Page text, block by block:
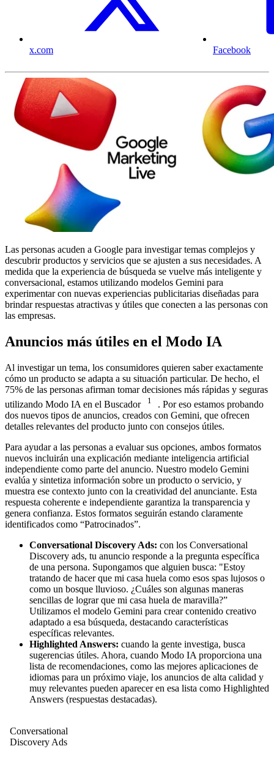
x.com Facebook
Las personas acuden a Google para investigar temas complejos y
descubrir productos y servicios que se ajusten a sus necesidades. A
medida que la experiencia de búsqueda se vuelve más inteligente y
conversacional, estamos utilizando modelos Gemini para
experimentar con nuevas experiencias publicitarias diseñadas para
brindar respuestas atractivas y útiles que conecten a las personas con
las empresas.
Anuncios más útiles en el Modo IA
Al investigar un tema, los consumidores quieren saber exactamente
cómo un producto se adapta a su situación particular. De hecho, el
75% de las personas afirman tomar decisiones más rápidas y seguras
utilizando Modo IA en el Buscador
1
. Por eso estamos probando
dos nuevos tipos de anuncios, creados con Gemini, que ofrecen
detalles relevantes del producto junto con consejos útiles.
Para ayudar a las personas a evaluar sus opciones, ambos formatos
nuevos incluirán una explicación mediante inteligencia artificial
independiente como parte del anuncio. Nuestro modelo Gemini
evalúa y sintetiza información sobre un producto o servicio, y
muestra ese contexto junto con la creatividad del anunciante. Esta
respuesta coherente e independiente garantiza la transparencia y
genera confianza. Estos formatos seguirán estando claramente
identificados como “Patrocinados”.
Conversational Discovery Ads: con los Conversational
Discovery ads, tu anuncio responde a la pregunta específica
de una persona. Supongamos que alguien busca: "Estoy
tratando de hacer que mi casa huela como esos spas lujosos o
como un bosque lluvioso. ¿Cuáles son algunas maneras
sencillas de lograr que mi casa huela de maravilla?”
Utilizamos el modelo Gemini para crear contenido creativo
adaptado a esa búsqueda, destacando características
específicas relevantes.
Highlighted Answers: cuando la gente investiga, busca
sugerencias útiles. Ahora, cuando Modo IA proporciona una
lista de recomendaciones, como las mejores aplicaciones de
idiomas para un próximo viaje, los anuncios de alta calidad y
muy relevantes pueden aparecer en esa lista como Highlighted
Answers (respuestas destacadas).
Conversational
Discovery Ads